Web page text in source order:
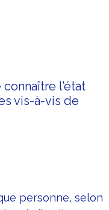
l’état
vis-à-vis de
personne, selon